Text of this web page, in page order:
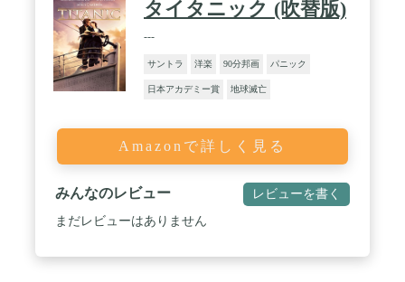
タイタニック (吹替版)
---
サントラ 洋楽 90分邦画 パニック
日本アカデミー賞 地球滅亡
Amazonで詳しく見る
みんなのレビュー レビューを書く
まだレビューはありません